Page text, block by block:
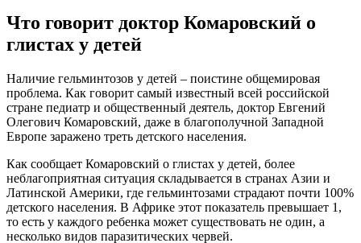
Что говорит доктор Комаровский о
глистах у детей
Наличие гельминтозов у детей – поистине общемировая
проблема. Как говорит самый известный всей российской
стране педиатр и общественный деятель, доктор Евгений
Олегович Комаровский, даже в благополучной Западной
Европе заражено треть детского населения.
Как сообщает Комаровский о глистах у детей, более
неблагоприятная ситуация складывается в странах Азии и
Латинской Америки, где гельминтозами страдают почти 100%
детского населения. В Африке этот показатель превышает 1,
то есть у каждого ребенка может существовать не один, а
несколько видов паразитических червей.